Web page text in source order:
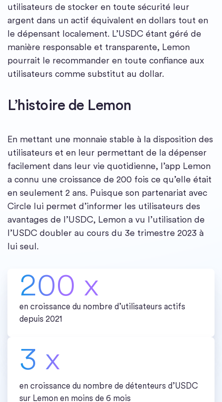
utilisateurs de stocker en toute sécurité leur
argent dans un actif équivalent en dollars tout en
le dépensant localement. L’USDC étant géré de
manière responsable et transparente, Lemon
pourrait le recommander en toute confiance aux
utilisateurs comme substitut au dollar.
L’histoire de Lemon
En mettant une monnaie stable à la disposition des
utilisateurs et en leur permettant de la dépenser
facilement dans leur vie quotidienne, l’app Lemon
a connu une croissance de 200 fois ce qu’elle était
en seulement 2 ans. Puisque son partenariat avec
Circle lui permet d’informer les utilisateurs des
avantages de l’USDC, Lemon a vu l’utilisation de
l’USDC doubler au cours du 3e trimestre 2023 à
lui seul.
200 x
en croissance du nombre d’utilisateurs actifs
depuis 2021
3 x
en croissance du nombre de détenteurs d’USDC
sur Lemon en moins de 6 mois